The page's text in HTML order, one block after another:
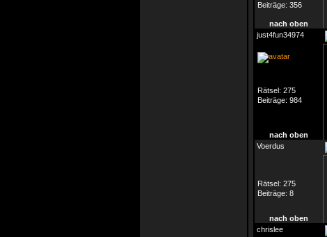
Beiträge: 356
nach oben
just4fun34974
Rätsel: 275
Beiträge: 984
nach oben
Voerdus
Rätsel: 275
Beiträge: 8
nach oben
chrislee